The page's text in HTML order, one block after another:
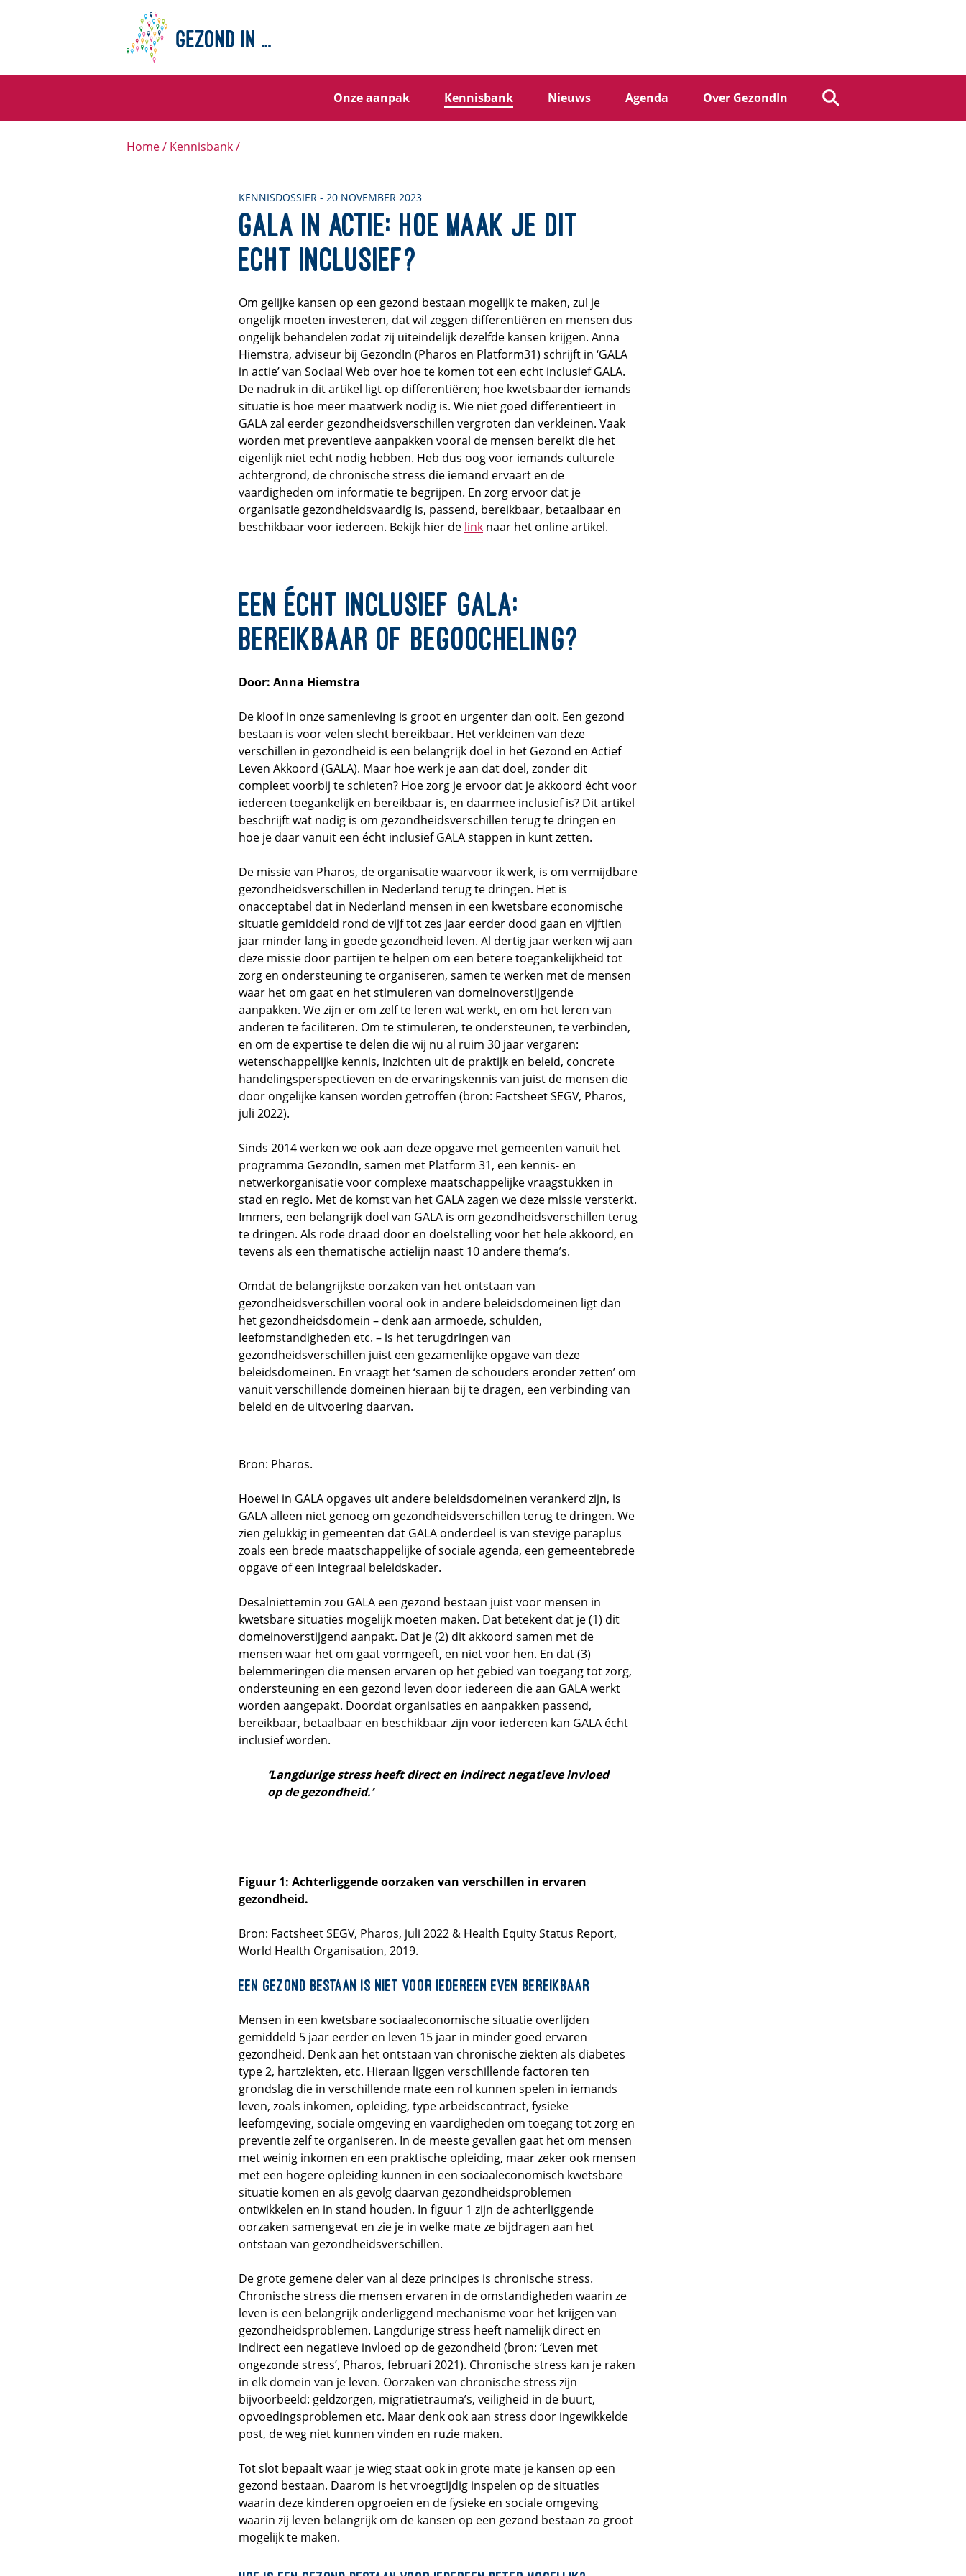
Onze aanpak Kennisbank Nieuws Agenda Over GezondIn
Zoek
Home Kennisbank
KENNISDOSSIER - 20 NOVEMBER 2023
GALA in actie: hoe maak je dit
echt inclusief?
Om gelijke kansen op een gezond bestaan mogelijk te maken, zul je
ongelijk moeten investeren, dat wil zeggen differentiëren en mensen dus
ongelijk behandelen zodat zij uiteindelijk dezelfde kansen krijgen. Anna
Hiemstra, adviseur bij GezondIn (Pharos en Platform31) schrijft in ‘GALA
in actie’ van Sociaal Web over hoe te komen tot een echt inclusief GALA.
De nadruk in dit artikel ligt op differentiëren; hoe kwetsbaarder iemands
situatie is hoe meer maatwerk nodig is. Wie niet goed differentieert in
GALA zal eerder gezondheidsverschillen vergroten dan verkleinen. Vaak
worden met preventieve aanpakken vooral de mensen bereikt die het
eigenlijk niet echt nodig hebben. Heb dus oog voor iemands culturele
achtergrond, de chronische stress die iemand ervaart en de
vaardigheden om informatie te begrijpen. En zorg ervoor dat je
organisatie gezondheidsvaardig is, passend, bereikbaar, betaalbaar en
beschikbaar voor iedereen. Bekijk hier de link naar het online artikel.
Een écht inclusief GALA:
bereikbaar of begoocheling?
Door: Anna Hiemstra
De kloof in onze samenleving is groot en urgenter dan ooit. Een gezond
bestaan is voor velen slecht bereikbaar. Het verkleinen van deze
verschillen in gezondheid is een belangrijk doel in het Gezond en Actief
Leven Akkoord (GALA). Maar hoe werk je aan dat doel, zonder dit
compleet voorbij te schieten? Hoe zorg je ervoor dat je akkoord écht voor
iedereen toegankelijk en bereikbaar is, en daarmee inclusief is? Dit artikel
beschrijft wat nodig is om gezondheidsverschillen terug te dringen en
hoe je daar vanuit een écht inclusief GALA stappen in kunt zetten.
De missie van Pharos, de organisatie waarvoor ik werk, is om vermijdbare
gezondheidsverschillen in Nederland terug te dringen. Het is
onacceptabel dat in Nederland mensen in een kwetsbare economische
situatie gemiddeld rond de vijf tot zes jaar eerder dood gaan en vijftien
jaar minder lang in goede gezondheid leven. Al dertig jaar werken wij aan
deze missie door partijen te helpen om een betere toegankelijkheid tot
zorg en ondersteuning te organiseren, samen te werken met de mensen
waar het om gaat en het stimuleren van domeinoverstijgende
aanpakken. We zijn er om zelf te leren wat werkt, en om het leren van
anderen te faciliteren. Om te stimuleren, te ondersteunen, te verbinden,
en om de expertise te delen die wij nu al ruim 30 jaar vergaren:
wetenschappelijke kennis, inzichten uit de praktijk en beleid, concrete
handelingsperspectieven en de ervaringskennis van juist de mensen die
door ongelijke kansen worden getroffen (bron: Factsheet SEGV, Pharos,
juli 2022).
Sinds 2014 werken we ook aan deze opgave met gemeenten vanuit het
programma GezondIn, samen met Platform 31, een kennis- en
netwerkorganisatie voor complexe maatschappelijke vraagstukken in
stad en regio. Met de komst van het GALA zagen we deze missie versterkt.
Immers, een belangrijk doel van GALA is om gezondheidsverschillen terug
te dringen. Als rode draad door en doelstelling voor het hele akkoord, en
tevens als een thematische actielijn naast 10 andere thema’s.
Omdat de belangrijkste oorzaken van het ontstaan van
gezondheidsverschillen vooral ook in andere beleidsdomeinen ligt dan
het gezondheidsdomein – denk aan armoede, schulden,
leefomstandigheden etc. – is het terugdringen van
gezondheidsverschillen juist een gezamenlijke opgave van deze
beleidsdomeinen. En vraagt het ‘samen de schouders eronder zetten’ om
vanuit verschillende domeinen hieraan bij te dragen, een verbinding van
beleid en de uitvoering daarvan.
Bron: Pharos.
Hoewel in GALA opgaves uit andere beleidsdomeinen verankerd zijn, is
GALA alleen niet genoeg om gezondheidsverschillen terug te dringen. We
zien gelukkig in gemeenten dat GALA onderdeel is van stevige paraplus
zoals een brede maatschappelijke of sociale agenda, een gemeentebrede
opgave of een integraal beleidskader.
Desalniettemin zou GALA een gezond bestaan juist voor mensen in
kwetsbare situaties mogelijk moeten maken. Dat betekent dat je (1) dit
domeinoverstijgend aanpakt. Dat je (2) dit akkoord samen met de
mensen waar het om gaat vormgeeft, en niet voor hen. En dat (3)
belemmeringen die mensen ervaren op het gebied van toegang tot zorg,
ondersteuning en een gezond leven door iedereen die aan GALA werkt
worden aangepakt. Doordat organisaties en aanpakken passend,
bereikbaar, betaalbaar en beschikbaar zijn voor iedereen kan GALA écht
inclusief worden.
‘Langdurige stress heeft direct en indirect negatieve invloed
op de gezondheid.’
Figuur 1: Achterliggende oorzaken van verschillen in ervaren
gezondheid.
Bron: Factsheet SEGV, Pharos, juli 2022 & Health Equity Status Report,
World Health Organisation, 2019.
Een gezond bestaan is niet voor iedereen even bereikbaar
Mensen in een kwetsbare sociaaleconomische situatie overlijden
gemiddeld 5 jaar eerder en leven 15 jaar in minder goed ervaren
gezondheid. Denk aan het ontstaan van chronische ziekten als diabetes
type 2, hartziekten, etc. Hieraan liggen verschillende factoren ten
grondslag die in verschillende mate een rol kunnen spelen in iemands
leven, zoals inkomen, opleiding, type arbeidscontract, fysieke
leefomgeving, sociale omgeving en vaardigheden om toegang tot zorg en
preventie zelf te organiseren. In de meeste gevallen gaat het om mensen
met weinig inkomen en een praktische opleiding, maar zeker ook mensen
met een hogere opleiding kunnen in een sociaaleconomisch kwetsbare
situatie komen en als gevolg daarvan gezondheidsproblemen
ontwikkelen en in stand houden. In figuur 1 zijn de achterliggende
oorzaken samengevat en zie je in welke mate ze bijdragen aan het
ontstaan van gezondheidsverschillen.
De grote gemene deler van al deze principes is chronische stress.
Chronische stress die mensen ervaren in de omstandigheden waarin ze
leven is een belangrijk onderliggend mechanisme voor het krijgen van
gezondheidsproblemen. Langdurige stress heeft namelijk direct en
indirect een negatieve invloed op de gezondheid (bron: ‘Leven met
ongezonde stress’, Pharos, februari 2021). Chronische stress kan je raken
in elk domein van je leven. Oorzaken van chronische stress zijn
bijvoorbeeld: geldzorgen, migratietrauma’s, veiligheid in de buurt,
opvoedingsproblemen etc. Maar denk ook aan stress door ingewikkelde
post, de weg niet kunnen vinden en ruzie maken.
Tot slot bepaalt waar je wieg staat ook in grote mate je kansen op een
gezond bestaan. Daarom is het vroegtijdig inspelen op de situaties
waarin deze kinderen opgroeien en de fysieke en sociale omgeving
waarin zij leven belangrijk om de kansen op een gezond bestaan zo groot
mogelijk te maken.